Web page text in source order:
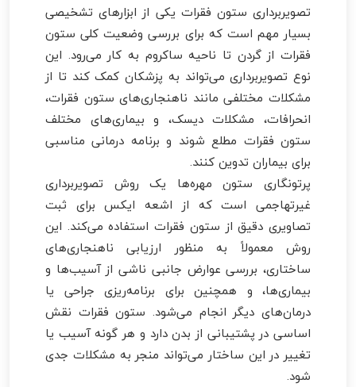
تصویربرداری ستون فقرات یکی از ابزارهای تشخیصی
بسیار مهم است که برای بررسی وضعیت کلی ستون
فقرات از گردن تا ناحیه ساکروم به کار می‌رود. این
نوع تصویربرداری می‌تواند به پزشکان کمک کند تا از
مشکلات مختلفی مانند ناهنجاری‌های ستون فقرات،
انحرافات، مشکلات دیسک، و بیماری‌های مختلف
ستون فقرات مطلع شوند و برنامه درمانی مناسبی
برای بیماران تدوین کنند.
پرتونگاری ستون مهره‌ها یک روش تصویربرداری
غیرتهاجمی است که از اشعه ایکس برای ثبت
تصاویری دقیق از ستون فقرات استفاده می‌کند. این
روش معمولاً به منظور ارزیابی ناهنجاری‌های
ساختاری، بررسی عوارض جانبی ناشی از آسیب‌ها و
بیماری‌ها، و همچنین برای برنامه‌ریزی جراحی یا
درمان‌های دیگر انجام می‌شود. ستون فقرات نقش
اساسی در پشتیبانی از بدن دارد و هر گونه آسیب یا
تغییر در این ساختار می‌تواند منجر به مشکلات جدی
شود.